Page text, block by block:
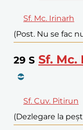
Sf. Mc. Irinarh
(Post. Nu se fac
29 S Sf.
Sf. Cuv. Pitirun
(Dezlegare la